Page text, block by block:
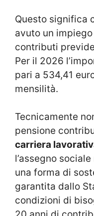
Questo significa
avuto un
contributi
Per il 2026
pari a 534,41
mensilità.
Tecnicamente
pensione
carriera
l’assegno
una forma di
garantita dallo
condizioni di